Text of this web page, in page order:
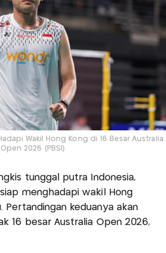
Wakil Hong Kong di 16 Besar Australia
Open 2026 (PBSI)
tunggal putra Indonesia,
siap menghadapi wakil Hong
Pertandingan keduanya akan
16 besar Australia Open 2026,